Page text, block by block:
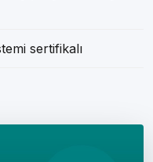
sertifikalı